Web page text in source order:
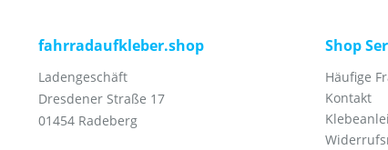
fahrradaufkleber.shop
Ladengeschäft
Dresdener Straße 17
01454 Radeberg
Shop
Häufige
Kontakt